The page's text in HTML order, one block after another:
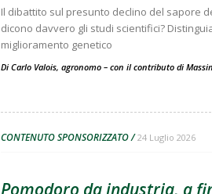
Il dibattito sul presunto declino del sapore
dicono davvero gli studi scientifici?
miglioramento genetico
Di Carlo Valois, agronomo – con il contributo di
CONTENUTO SPONSORIZZATO 24 Luglio 2026
Pomodoro da industria, a